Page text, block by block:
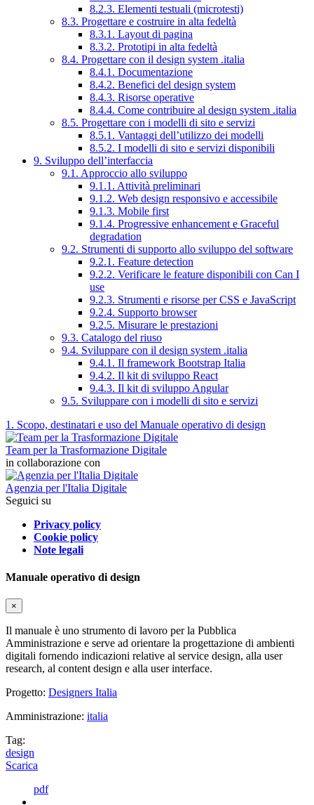
8.2.3. Elementi testuali (microtesti)
8.3. Progettare e costruire in alta fedeltà
8.3.1. Layout di pagina
8.3.2. Prototipi in alta fedeltà
8.4. Progettare con il design system .italia
8.4.1. Documentazione
8.4.2. Benefici del design system
8.4.3. Risorse operative
8.4.4. Come contribuire al design system .italia
8.5. Progettare con i modelli di sito e servizi
8.5.1. Vantaggi dell’utilizzo dei modelli
8.5.2. I modelli di sito e servizi disponibili
9. Sviluppo dell’interfaccia
9.1. Approccio allo sviluppo
9.1.1. Attività preliminari
9.1.2. Web design responsivo e accessibile
9.1.3. Mobile first
9.1.4. Progressive enhancement e Graceful
degradation
9.2. Strumenti di supporto allo sviluppo del software
9.2.1. Feature detection
9.2.2. Verificare le feature disponibili con Can I
use
9.2.3. Strumenti e risorse per CSS e JavaScript
9.2.4. Supporto browser
9.2.5. Misurare le prestazioni
9.3. Catalogo del riuso
9.4. Sviluppare con il design system .italia
9.4.1. Il framework Bootstrap Italia
9.4.2. Il kit di sviluppo React
9.4.3. Il kit di sviluppo Angular
9.5. Sviluppare con i modelli di sito e servizi
1. Scopo, destinatari e uso del Manuale operativo di design
Team per la Trasformazione Digitale
in collaborazione con
Agenzia per l'Italia Digitale
Seguici su
Privacy policy
Cookie policy
Note legali
Manuale operativo di design
×
Il manuale è uno strumento di lavoro per la Pubblica
Amministrazione e serve ad orientare la progettazione di ambienti
digitali fornendo indicazioni relative al service design, alla user
research, al content design e alla user interface.
Progetto: Designers Italia
Amministrazione: italia
Tag:
design
Scarica
pdf